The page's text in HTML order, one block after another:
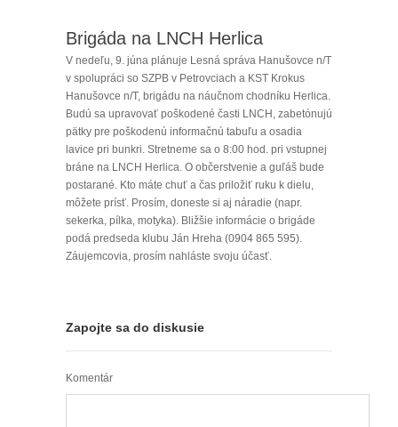
Brigáda na LNCH Herlica
V nedeľu, 9. júna plánuje Lesná správa Hanušovce n/T
v spolupráci so SZPB v Petrovciach a KST Krokus
Hanušovce n/T, brigádu na náučnom chodníku Herlica.
Budú sa upravovať poškodené časti LNCH, zabetónujú
pätky pre poškodenú informačnú tabuľu a osadia
lavice pri bunkri. Stretneme sa o 8:00 hod. pri vstupnej
bráne na LNCH Herlica. O občerstvenie a guľáš bude
postarané. Kto máte chuť a čas priložiť ruku k dielu,
môžete prísť. Prosím, doneste si aj náradie (napr.
sekerka, pílka, motyka). Bližšie informácie o brigáde
podá predseda klubu Ján Hreha (0904 865 595).
Záujemcovia, prosím nahláste svoju účasť.
Zapojte sa do diskusie
Komentár